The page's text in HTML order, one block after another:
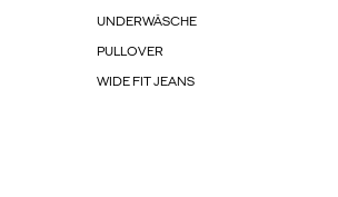
UNDERWÄSCHE
PULLOVER
WIDE FIT JEANS